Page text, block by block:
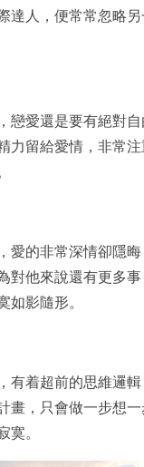
達人，便常常忽略
戀愛還是要有絕對
力留給愛情，非常
愛的非常深情卻隱
對他來說還有更多
如影隨形。
有着超前的思維邏
畫，只會做一步想
寞。